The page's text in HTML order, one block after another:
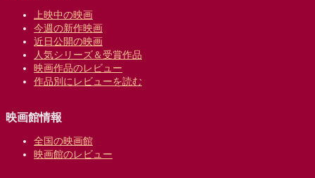
上映中の映画
今週の新作映画
近日公開の映画
人気シリーズ＆受賞作品
映画作品のレビュー
作品別にレビューを読む
映画館情報
全国の映画館
映画館のレビュー